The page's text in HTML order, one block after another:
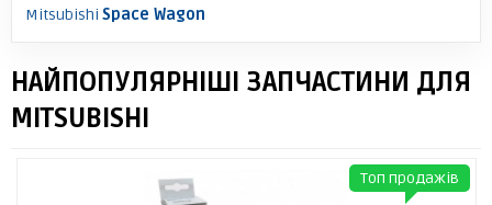
Mitsubishi Space Wagon
НАЙПОПУЛЯРНІШІ ЗАПЧАСТИНИ ДЛЯ
MITSUBISHI
Топ продажів